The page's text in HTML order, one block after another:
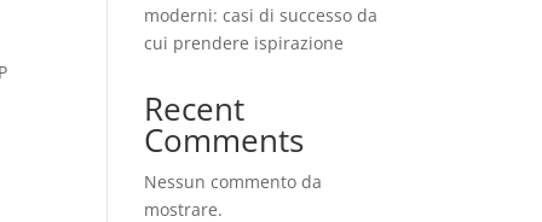
moderni: casi di successo da
cui prendere ispirazione
Recent
Comments
Nessun commento da
mostrare.